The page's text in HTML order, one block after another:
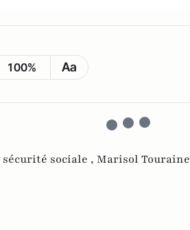
100% Aa
sécurité sociale , Marisol Touraine